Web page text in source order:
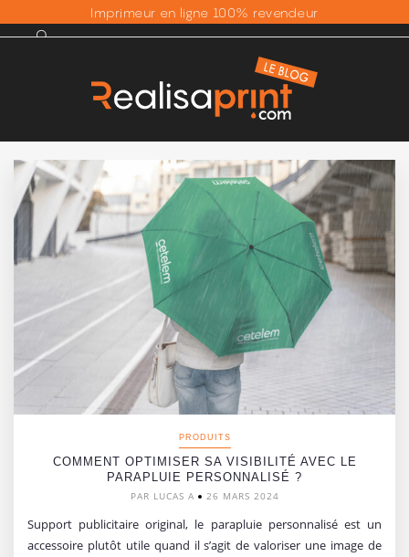
Imprimeur en ligne 100% revendeur
PRODUITS
COMMENT OPTIMISER SA VISIBILITÉ AVEC LE
PARAPLUIE PERSONNALISÉ ?
PAR LUCAS A 26 MARS 2024
Support publicitaire original, le parapluie personnalisé est un
accessoire plutôt utile quand il s’agit de valoriser une image de